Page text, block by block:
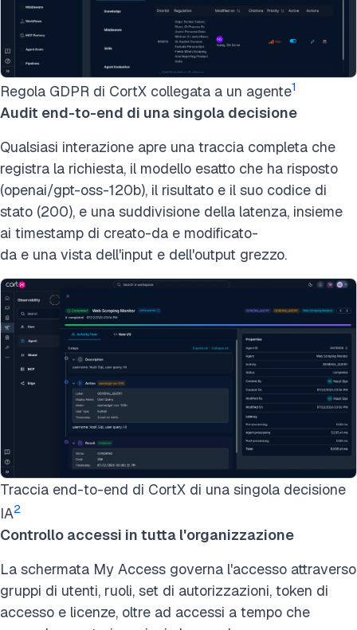
Regola GDPR di CortX collegata a un agente1
Audit end-to-end di una singola decisione
Qualsiasi interazione apre una traccia completa che
registra la richiesta, il modello esatto che ha risposto
(openai/gpt-oss-120b), il risultato e il suo codice di
stato (200), e una suddivisione della latenza, insieme
ai timestamp di creato-da e modificato-
da e una vista dell'input e dell'output grezzo.
Traccia end-to-end di CortX di una singola decisione
IA2
Controllo accessi in tutta l'organizzazione
La schermata My Access governa l'accesso attraverso
gruppi di utenti, ruoli, set di autorizzazioni, token di
accesso e licenze, oltre ad accessi a tempo che